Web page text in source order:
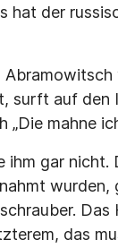
hat der
surft auf den
mahne
ihm gar nicht.
wurden,
Das
das